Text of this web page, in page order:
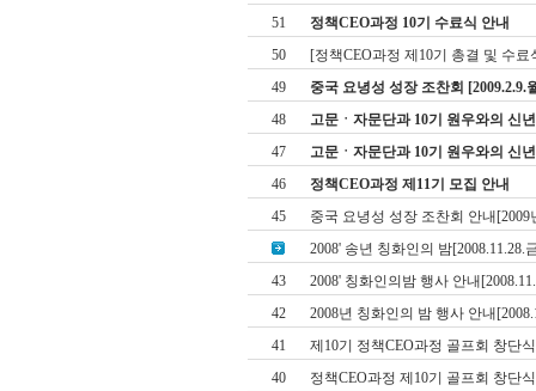
51
정책CEO과정 10기 수료식 안내
50
[정책CEO과정 제10기 총결 및 수
49
중국 요녕성 성장 조찬회 [2009.2.9.
48
고문ㆍ자문단과 10기 원우와의 신
47
고문ㆍ자문단과 10기 원우와의 신
46
정책CEO과정 제11기 모집 안내
45
중국 요녕성 성장 조찬회 안내
2008' 송년 칭화인의 밤[2008.11.28.
43
2008' 칭화인의밤 행사 안내
42
2008년 칭화인의 밤 행사 안내
41
제10기 정책CEO과정 골프회 창단
40
정책CEO과정 제10기 골프회 창단